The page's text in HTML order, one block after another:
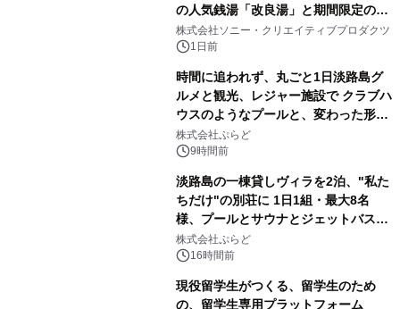
の人気銭湯「改良湯」と期間限定のコ
ラボレーション サウナイキタイコラ
ボグッズも発売決定！
株式会社ソニー・クリエイティブプロダクツ
1日前
時間に追われず、丸ごと1日淡路島グ
ルメと観光、レジャー施設で クラブハ
ウスのようなプールと、変わった形の
サウナも 「THE BOXY AWAJI」のお
得な素泊まり連泊プランで
株式会社ぷらど
9時間前
淡路島の一棟貸しヴィラを2泊、"私た
ちだけ"の別荘に 1日1組・最大8名
様、プールとサウナとジェットバス付
きで Villa Mon Temps AWAJIの連泊
素泊りプラン
株式会社ぷらど
16時間前
現役留学生がつくる、留学生のため
の、留学生専用プラットフォーム